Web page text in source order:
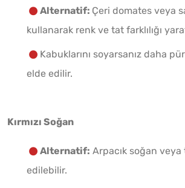
Alternatif: Çeri domates veya
kullanarak renk ve tat farklılığı
Kabuklarını soyarsanız daha
elde edilir.
Kırmızı Soğan
Alternatif: Arpacık soğan
edilebilir.